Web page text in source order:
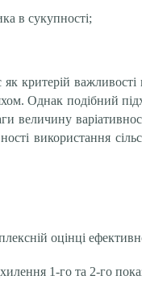
в сукупності;
критерій
Однак подібний
величину
використання
оцінці
1-го та 2-го